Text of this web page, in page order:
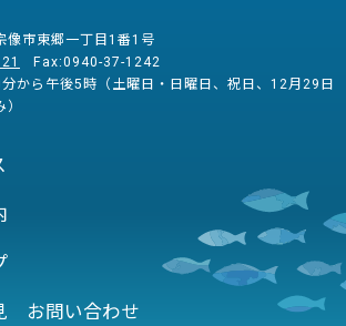
市東郷一丁目1番1号
Fax:0940-37-1242
から午後5時（土曜日・日曜日、祝日、12月29日
お問い合わせ